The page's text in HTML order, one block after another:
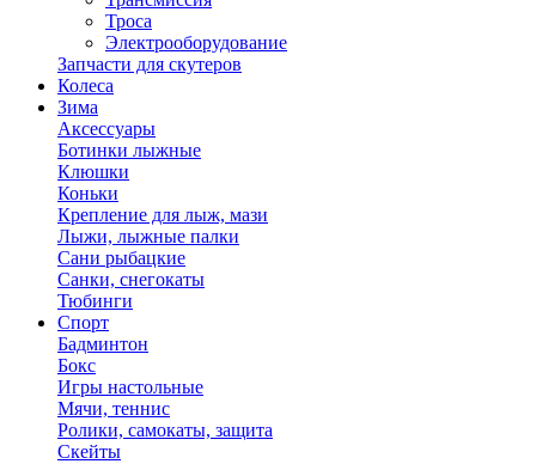
Троса
Электрооборудование
Запчасти для скутеров
Колеса
Зима
Аксессуары
Ботинки лыжные
Клюшки
Коньки
Крепление для лыж, мази
Лыжи, лыжные палки
Сани рыбацкие
Санки, снегокаты
Тюбинги
Спорт
Бадминтон
Бокс
Игры настольные
Мячи, теннис
Ролики, самокаты, защита
Скейты